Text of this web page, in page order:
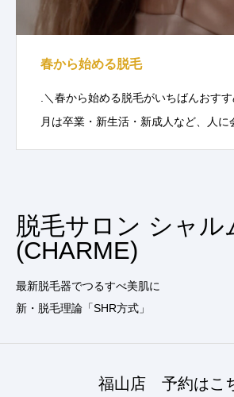
春から始める脱毛
.＼春から始める脱毛がいちばんおす
月は卒業・新生活・新成人など、人に
脱毛サロン シャル
(CHARME)
最新脱毛器でつるすべ美肌に
新・脱毛理論「SHR方式」
福山店 予約はこ